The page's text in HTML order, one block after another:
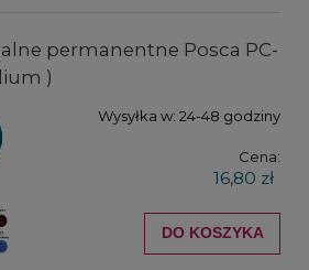
permanentne Posca PC-
)
Wysyłka w: 24-48 godziny
Cena:
16,80 zł
DO KOSZYKA